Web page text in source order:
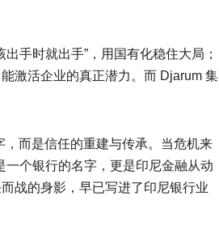
手时就出手”，用国有化稳住大局；
激活企业的真正潜力。而 Djarum 集
而是信任的重建与传承。当危机来
个银行的名字，更是印尼金融从动
战的身影，早已写进了印尼银行业